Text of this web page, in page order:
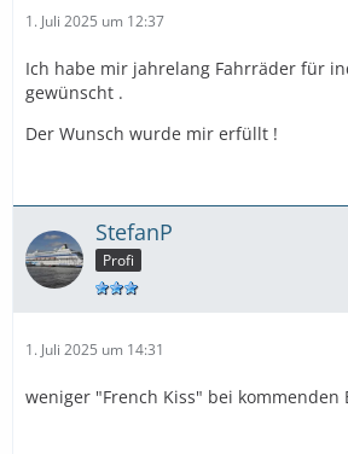
1. Juli 2025 um 12:37
Ich habe mir jahrelang Fahrräder für
gewünscht .
Der Wunsch wurde mir erfüllt !
StefanP
Profi
1. Juli 2025 um 14:31
weniger "French Kiss" bei kommenden